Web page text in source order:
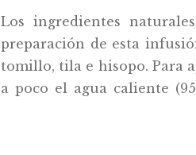
Los ingredientes
preparación de esta
tomillo, tila e hisopo. Para
a poco el agua caliente